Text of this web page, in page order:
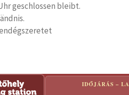
geschlossen bleibt.
IDŐJÁRÁS –